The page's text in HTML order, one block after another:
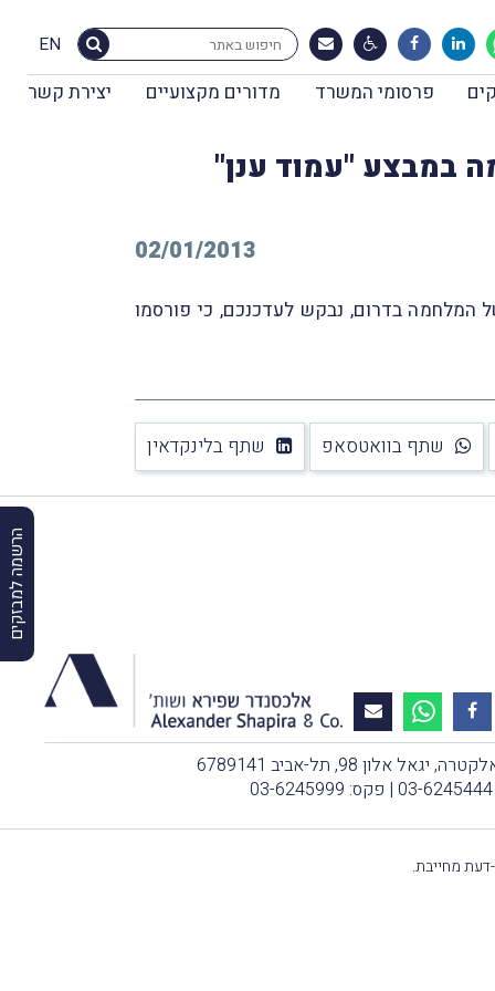
EN
פרסומי המשרד מדורים מקצועיים יצירת קשר
הרשמה למבזקים
במבצע "עמוד ענן"
02/01/2013
המלחמה בדרום, נבקש לעדכנכם, כי פורסמו
שתף בוואטסאפ שתף בלינקדאין
יגאל אלון 98, תל-אביב 6789141
03-6245444 | פקס: 03-6245999
דעת מחייבת.